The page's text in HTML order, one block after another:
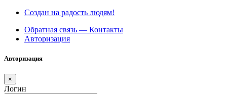
Создан на радость людям!
Обратная связь — Контакты
Авторизация
Авторизация
×
Логин